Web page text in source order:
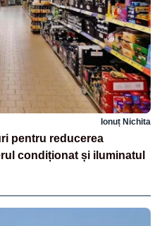
Ionuț Nichita
pentru reducerea
condiționat și iluminatul